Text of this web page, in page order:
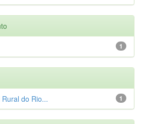
1
1
do Rio...